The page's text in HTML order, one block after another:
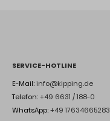
SERVICE-HOTLINE
E-Mail:info@kipping.de
Telefon:+49 6631 / 188-0
WhatsApp:+49 17634665283